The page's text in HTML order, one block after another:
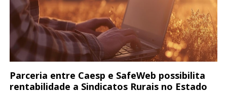
Parceria entre Caesp e SafeWeb possibilita
rentabilidade a Sindicatos Rurais no Estado